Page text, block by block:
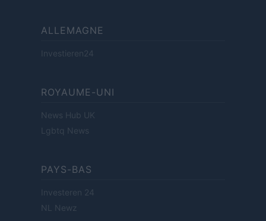
ALLEMAGNE
Investieren24
ROYAUME-UNI
News Hub UK
Lgbtq News
PAYS-BAS
Investeren 24
NL Newz